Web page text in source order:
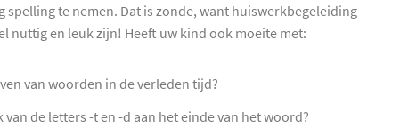
spelling te nemen. Dat is zonde, want huiswerkbegeleiding
nuttig en leuk zijn! Heeft uw kind ook moeite met:
van woorden in de verleden tijd?
de letters -t en -d aan het einde van het woord?